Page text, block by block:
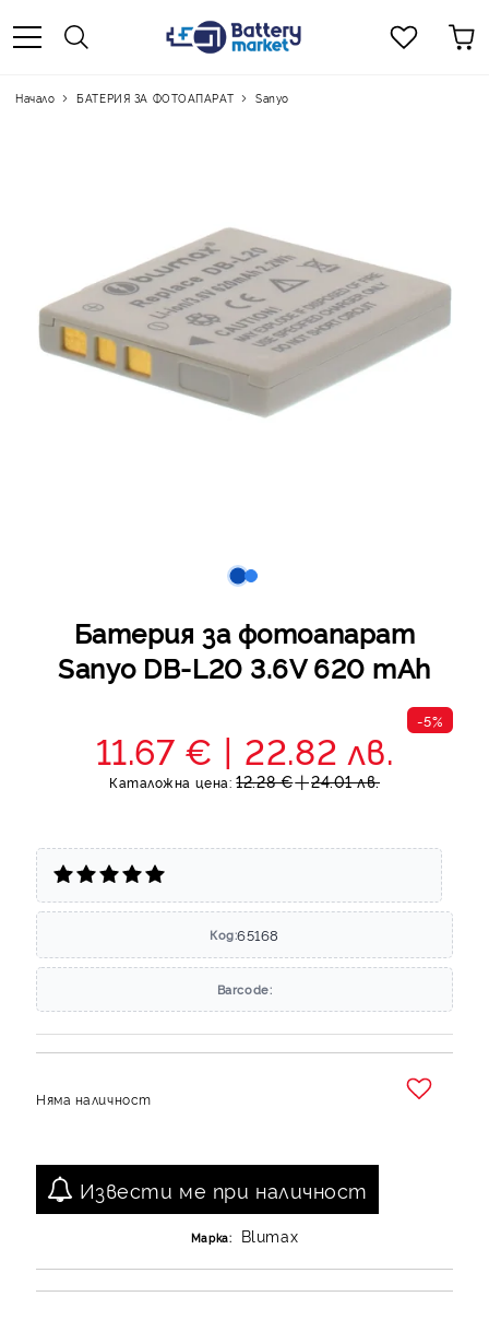
Начало БАТЕРИЯ ЗА ФОТОАПАРАТ Sanyo
Батерия за фотоапарат
Sanyo DB-L20 3.6V 620 mAh
-5%
11.67 € 22.82 лв.
Каталожна цена: 12.28 € 24.01 лв.
Код:65168
Barcode:
Няма наличност
Извести ме при наличност
Марка: Blumax